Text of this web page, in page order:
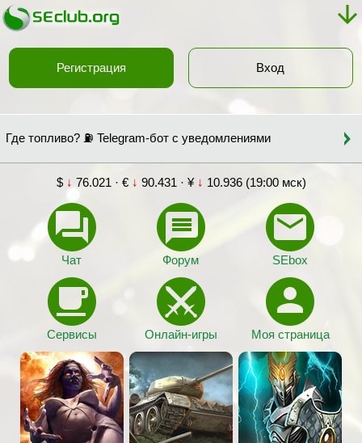
Регистрация Вход
Где топливо? ⛽ Telegram-бот с уведомлениями
$ ↓ 76.021 · € ↓ 90.431 · ¥ ↓ 10.936 (19:00 мск)
Чат Форум SEbox
Сервисы Онлайн-игры Моя страница